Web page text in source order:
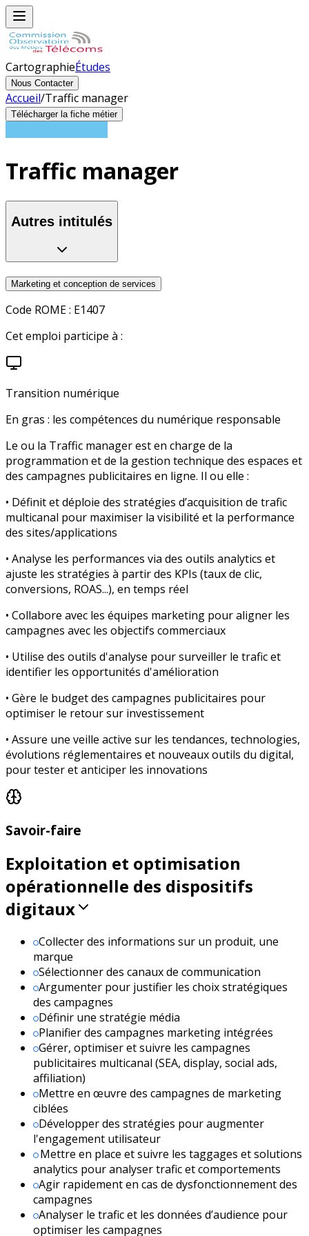
CartographieÉtudes
Nous Contacter
Accueil/Traffic manager
Télécharger la fiche métier
Traffic manager
Autres intitulés
Marketing et conception de services
Code ROME : E1407
Cet emploi participe à :
Transition numérique
En gras : les compétences du numérique responsable
Le ou la Traffic manager est en charge de la
programmation et de la gestion technique des espaces et
des campagnes publicitaires en ligne. Il ou elle :
• Définit et déploie des stratégies d’acquisition de trafic
multicanal pour maximiser la visibilité et la performance
des sites/applications
• Analyse les performances via des outils analytics et
ajuste les stratégies à partir des KPIs (taux de clic,
conversions, ROAS...), en temps réel
• Collabore avec les équipes marketing pour aligner les
campagnes avec les objectifs commerciaux
• Utilise des outils d'analyse pour surveiller le trafic et
identifier les opportunités d'amélioration
• Gère le budget des campagnes publicitaires pour
optimiser le retour sur investissement
• Assure une veille active sur les tendances, technologies,
évolutions réglementaires et nouveaux outils du digital,
pour tester et anticiper les innovations
Savoir-faire
Exploitation et optimisation
opérationnelle des dispositifs
digitaux
Collecter des informations sur un produit, une
marque
Sélectionner des canaux de communication
Argumenter pour justifier les choix stratégiques
des campagnes
Définir une stratégie média
Planifier des campagnes marketing intégrées
Gérer, optimiser et suivre les campagnes
publicitaires multicanal (SEA, display, social ads,
affiliation)
Mettre en œuvre des campagnes de marketing
ciblées
Développer des stratégies pour augmenter
l'engagement utilisateur
Mettre en place et suivre les taggages et solutions
analytics pour analyser trafic et comportements
Agir rapidement en cas de dysfonctionnement des
campagnes
Analyser le trafic et les données d’audience pour
optimiser les campagnes